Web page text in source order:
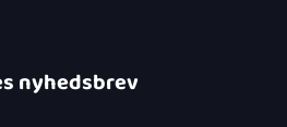
nyhedsbrev